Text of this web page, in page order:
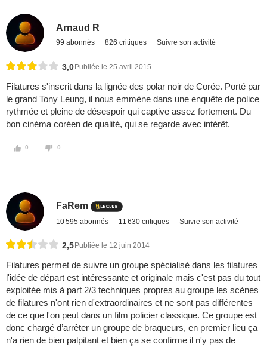
Arnaud R
99 abonnés 826 critiques Suivre son activité
3,0 Publiée le 25 avril 2015
Filatures s'inscrit dans la lignée des polar noir de Corée. Porté par
le grand Tony Leung, il nous emmène dans une enquête de police
rythmée et pleine de désespoir qui captive assez fortement. Du
bon cinéma coréen de qualité, qui se regarde avec intérêt.
0 0
FaRem
10 595 abonnés 11 630 critiques Suivre son activité
2,5 Publiée le 12 juin 2014
Filatures permet de suivre un groupe spécialisé dans les filatures
l'idée de départ est intéressante et originale mais c'est pas du tout
exploitée mis à part 2/3 techniques propres au groupe les scènes
de filatures n'ont rien d'extraordinaires et ne sont pas différentes
de ce que l'on peut dans un film policier classique. Ce groupe est
donc chargé d’arrêter un groupe de braqueurs, en premier lieu ça
n'a rien de bien palpitant et bien ça se confirme il n'y pas de